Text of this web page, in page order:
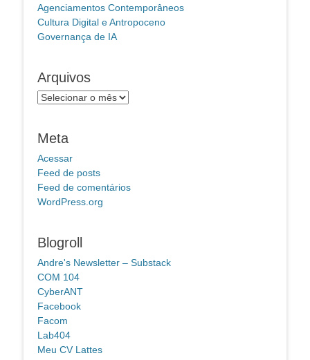
Agenciamentos Contemporâneos
Cultura Digital e Antropoceno
Governança de IA
Arquivos
Arquivos
Meta
Acessar
Feed de posts
Feed de comentários
WordPress.org
Blogroll
Andre's Newsletter – Substack
COM 104
CyberANT
Facebook
Facom
Lab404
Meu CV Lattes